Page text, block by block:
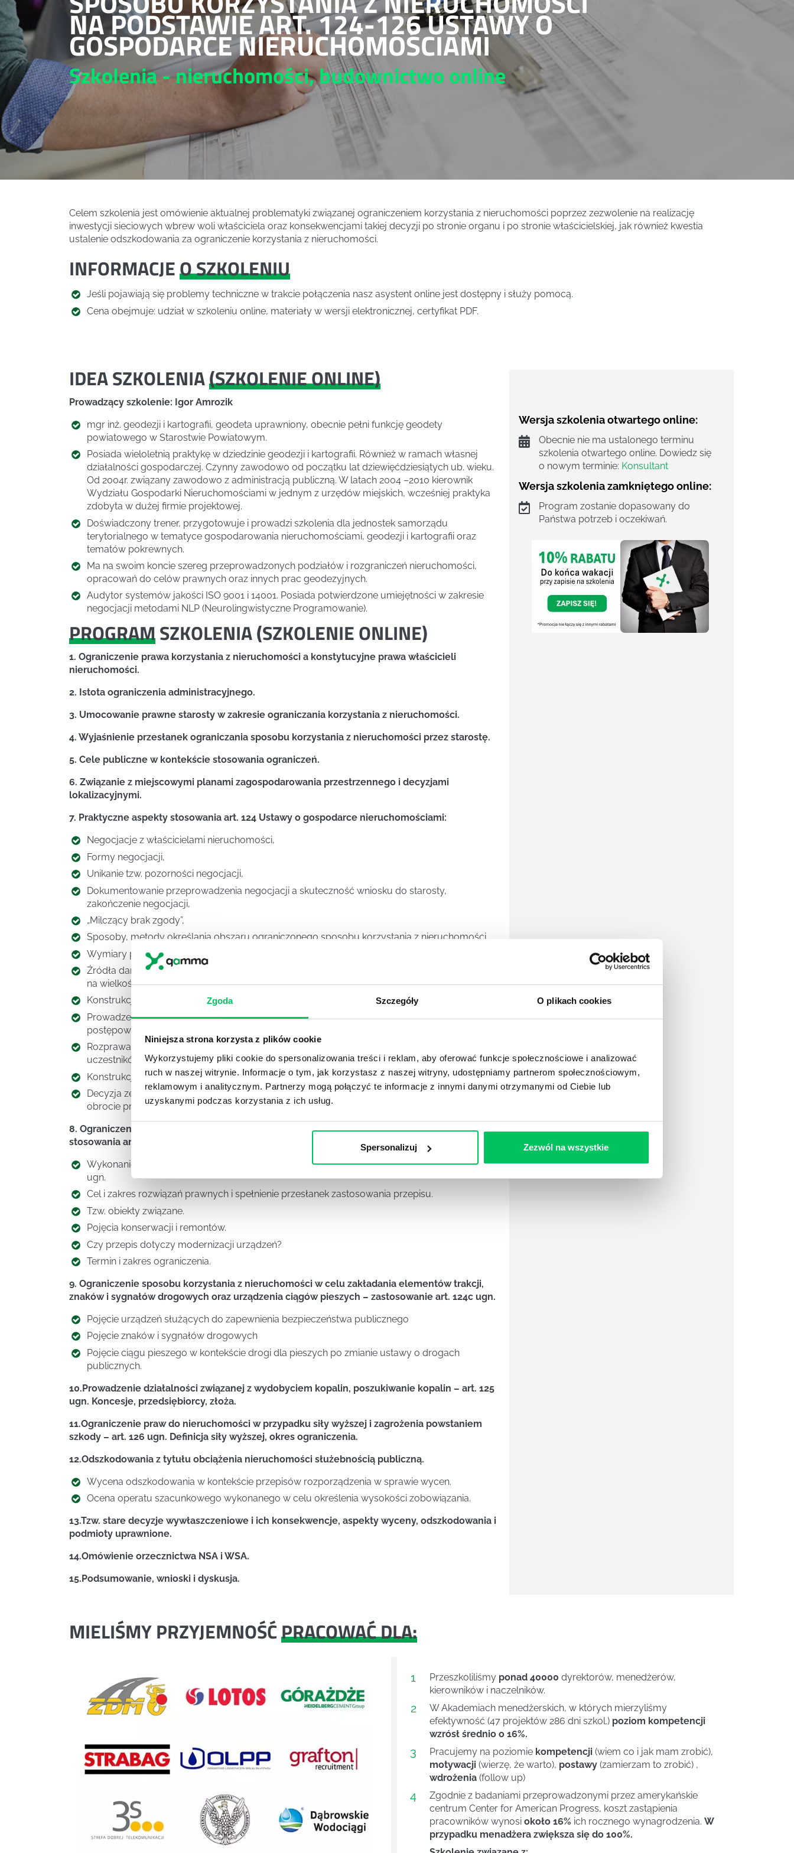
Zgoda Szczegóły O plikach cookies
Niniejsza strona korzysta z plików cookie
Wykorzystujemy pliki cookie do spersonalizowania treści i reklam, aby oferować funkcje społecznościowe i analizować
ruch w naszej witrynie. Informacje o tym, jak korzystasz z naszej witryny, udostępniamy partnerom społecznościowym,
reklamowym i analitycznym. Partnerzy mogą połączyć te informacje z innymi danymi otrzymanymi od Ciebie lub
uzyskanymi podczas korzystania z ich usług.
Spersonalizuj Zezwól na wszystkie
NA PODSTAWIE ART. 124-126 USTAWY O
GOSPODARCE NIERUCHOMOŚCIAMI
Szkolenia - nieruchomości, budownictwoonline
Celem szkolenia jest omówienie aktualnej problematyki związanej ograniczeniem korzystania z nieruchomości poprzez zezwolenie na realizację
inwestycji sieciowych wbrew woli właściciela oraz konsekwencjami takiej decyzji po stronie organu i po stronie właścicielskiej, jak również kwestia
ustalenie odszkodowania za ograniczenie korzystania z nieruchomości.
INFORMACJEO SZKOLENIU
Jeśli pojawiają się problemy techniczne w trakcie połączenia nasz asystent online jest dostępny i służy pomocą.
Cena obejmuje: udział w szkoleniu online, materiały w wersji elektronicznej, certyfikat PDF.
IDEA SZKOLENIA(SZKOLENIE ONLINE)
Prowadzący szkolenie: Igor Amrozik
mgr inż. geodezji i kartografii, geodeta uprawniony, obecnie pełni funkcję geodety
powiatowego w Starostwie Powiatowym.
Posiada wieloletnią praktykę w dziedzinie geodezji i kartografii. Również w ramach własnej
działalności gospodarczej. Czynny zawodowo od początku lat dziewięćdziesiątych ub. wieku.
Od 2004r. związany zawodowo z administracją publiczną. W latach 2004 –2010 kierownik
Wydziału Gospodarki Nieruchomościami w jednym z urzędów miejskich, wcześniej praktyka
zdobyta w dużej firmie projektowej.
Doświadczony trener, przygotowuje i prowadzi szkolenia dla jednostek samorządu
terytorialnego w tematyce gospodarowania nieruchomościami, geodezji i kartografii oraz
tematów pokrewnych.
Ma na swoim koncie szereg przeprowadzonych podziałów i rozgraniczeń nieruchomości,
opracowań do celów prawnych oraz innych prac geodezyjnych.
Audytor systemów jakości ISO 9001 i 14001. Posiada potwierdzone umiejętności w zakresie
negocjacji metodami NLP (Neurolingwistyczne Programowanie).
PROGRAMSZKOLENIA (SZKOLENIE ONLINE)
1. Ograniczenie prawa korzystania z nieruchomości a konstytucyjne prawa właścicieli
nieruchomości.
2. Istota ograniczenia administracyjnego.
3. Umocowanie prawne starosty w zakresie ograniczania korzystania z nieruchomości.
4. Wyjaśnienie przesłanek ograniczania sposobu korzystania z nieruchomości przez starostę.
5. Cele publiczne w kontekście stosowania ograniczeń.
6. Związanie z miejscowymi planami zagospodarowania przestrzennego i decyzjami
lokalizacyjnymi.
7. Praktyczne aspekty stosowania art. 124 Ustawy o gospodarce nieruchomościami:
Negocjacje z właścicielami nieruchomości,
Formy negocjacji,
Unikanie tzw. pozorności negocjacji,
Dokumentowanie przeprowadzenia negocjacji a skuteczność wniosku do starosty,
zakończenie negocjacji,
„Milczący brak zgody”,
Sposoby, metody określania obszaru ograniczonego sposobu korzystania z nieruchomości,
Wymiary pasów gruntu podlegających ograniczeniu,
Źródła danych do wyznaczania obszarów ograniczenia, wpływ przepisów branżowych i bhp
na wielkość obszaru;
Konstrukcja wniosku do starosty i omówienie załączników do niego,
Prowadzenie postępowania administracyjnego przez starostę, stosowanie kodeksu
postępowania administracyjnego, dowody,
Rozprawa administracyjna w toku postępowania krok po kroku – poradnik dla administracji i
uczestników,
Konstrukcja i wzór decyzji o ograniczeniu sposobu korzystania z nieruchomości;
Decyzja zezwalająca na niezwłoczne zajęcie nieruchomości, warunki jej wydania, stałość w
obrocie prawnym oraz omówienie rygoru natychmiastowej wykonalności decyzji.
8. Ograniczenie korzystania z nieruchomości o nieuregulowanym stanie prawnym – zasady
stosowania art. 124a ugn – wnioski praktyczne
Wykonanie konserwacji, remontu lub usunięcia awarii – ograniczenie na podstawie art. 124b
ugn.
Cel i zakres rozwiązań prawnych i spełnienie przesłanek zastosowania przepisu.
Tzw. obiekty związane.
Pojęcia konserwacji i remontów.
Czy przepis dotyczy modernizacji urządzeń?
Termin i zakres ograniczenia.
9. Ograniczenie sposobu korzystania z nieruchomości w celu zakładania elementów trakcji,
znaków i sygnałów drogowych oraz urządzenia ciągów pieszych – zastosowanie art. 124c ugn.
Pojęcie urządzeń służących do zapewnienia bezpieczeństwa publicznego
Pojęcie znaków i sygnałów drogowych
Pojęcie ciągu pieszego w kontekście drogi dla pieszych po zmianie ustawy o drogach
publicznych.
10.Prowadzenie działalności związanej z wydobyciem kopalin, poszukiwanie kopalin – art. 125
ugn. Koncesje, przedsiębiorcy, złoża.
11.Ograniczenie praw do nieruchomości w przypadku siły wyższej i zagrożenia powstaniem
szkody – art. 126 ugn. Definicja siły wyższej, okres ograniczenia.
12.Odszkodowania z tytułu obciążenia nieruchomości służebnością publiczną.
Wycena odszkodowania w kontekście przepisów rozporządzenia w sprawie wycen.
Ocena operatu szacunkowego wykonanego w celu określenia wysokości zobowiązania.
13.Tzw. stare decyzje wywłaszczeniowe i ich konsekwencje, aspekty wyceny, odszkodowania i
podmioty uprawnione.
14.Omówienie orzecznictwa NSA i WSA.
15.Podsumowanie, wnioski i dyskusja.
Wersja szkolenia otwartego online:
Obecnie nie ma ustalonego terminu
szkolenia otwartego online. Dowiedz się
o nowym terminie: Konsultant
Wersja szkolenia zamkniętego online:
Program zostanie dopasowany do
Państwa potrzeb i oczekiwań.
MIELIŚMY PRZYJEMNOŚĆPRACOWAĆ DLA:
1 Przeszkoliliśmy ponad 40000 dyrektorów, menedżerów,
kierowników i naczelników.
2
W Akademiach menedżerskich, w których mierzyliśmy
efektywność (47 projektów 286 dni szkol.) poziom kompetencji
wzrósł średnio o 16%.
3 Pracujemy na poziomie kompetencji (wiem co i jak mam zrobić),
motywacji (wierzę, że warto), postawy (zamierzam to zrobić) ,
wdrożenia (follow up)
4
Zgodnie z badaniami przeprowadzonymi przez amerykańskie
centrum Center for American Progress, koszt zastąpienia
pracowników wynosi około 16% ich rocznego wynagrodzenia. W
przypadku menadżera zwiększa się do 100%.